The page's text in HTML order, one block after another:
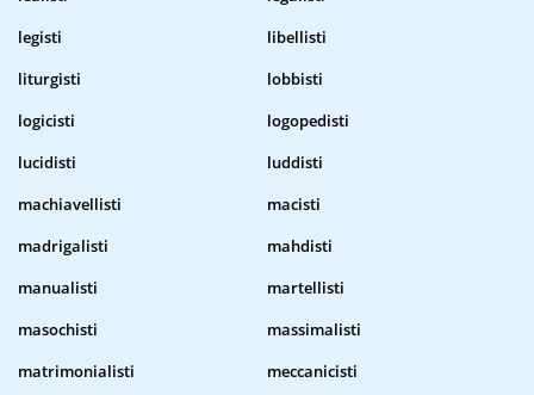
legisti
libellisti
liturgisti
lobbisti
logicisti
logopedisti
lucidisti
luddisti
machiavellisti
macisti
madrigalisti
mahdisti
manualisti
martellisti
masochisti
massimalisti
matrimonialisti
meccanicisti